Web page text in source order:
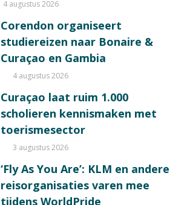
4 augustus 2026
Corendon organiseert
studiereizen naar Bonaire &
Curaçao en Gambia
4 augustus 2026
Curaçao laat ruim 1.000
scholieren kennismaken met
toerismesector
3 augustus 2026
‘Fly As You Are’: KLM en andere
reisorganisaties varen mee
tijdens WorldPride